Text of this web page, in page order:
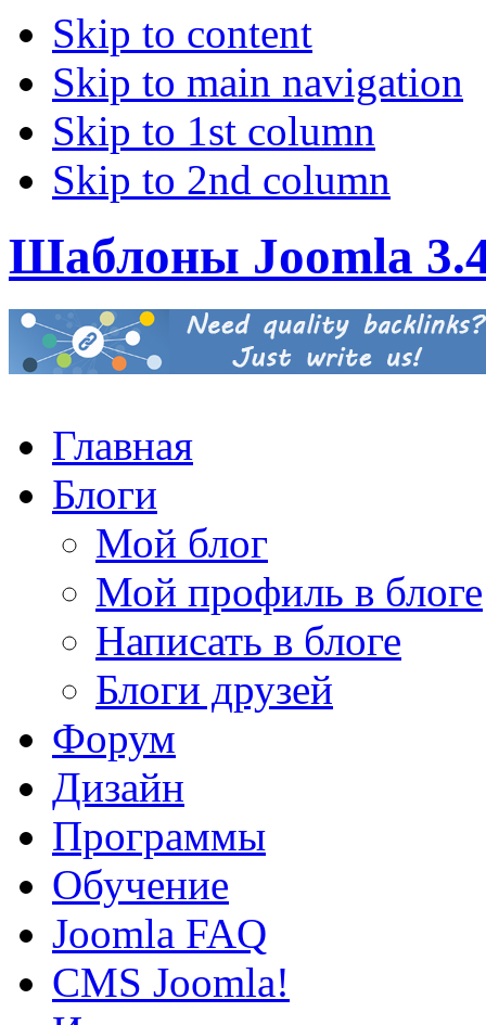
Skip to content
Skip to main navigation
Skip to 1st column
Skip to 2nd column
Шаблоны Joomla
Главная
Блоги
Мой блог
Мой профиль в блоге
Написать в блоге
Блоги друзей
Форум
Дизайн
Программы
Обучение
Joomla FAQ
CMS Joomla!